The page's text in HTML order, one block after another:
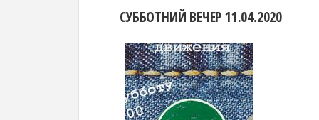
СУББОТНИЙ ВЕЧЕР 11.04.2020